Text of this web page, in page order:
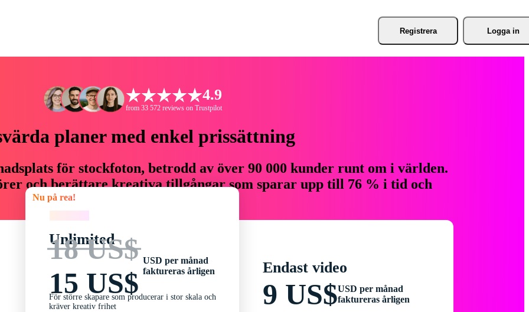
Registrera Logga in
4.9
from 33 572 reviews on Trustpilot
planer med enkel prissättning
för stockfoton, betrodd av över 90 000 kunder runt om i världen.
och berättare kreativa tillgångar som sparar upp till 76 % i tid och
Nu på rea!
Unlimited
18 US$
15 US$
USD per månad
faktureras årligen
För större skapare som producerar i stor skala och
kräver kreativ frihet
Endast video
9 US$USD per månad
faktureras årligen